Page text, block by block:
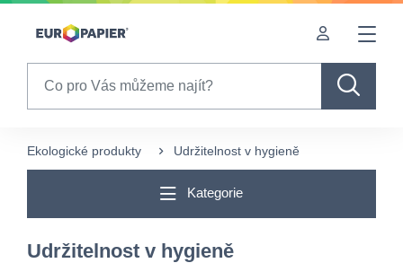
Table Of Content
Ekologické produkty Udržitelnost v hygieně
Kategorie
Udržitelnost v hygieně